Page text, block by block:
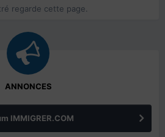
regarde cette page.
ANNONCES
IMMIGRER.COM